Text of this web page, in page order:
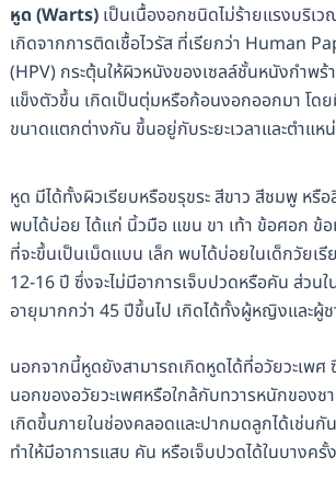
หูด (Warts)เป็นเนื้องอกชนิดไม่ร้ายแรงบริเ
เกิดจากการติดเชื้อไวรัส ที่เรียกว่า Human
(HPV) กระตุ้นให้ผิวหนังของเซลล์ชั้นหนังกำพ
แข็งตัวขึ้น เกิดเป็นตุ่มหรือก้อนงอกออกมา โด
ขนาดแตกต่างกัน ขึ้นอยู่กับระยะเวลาและตำแห
หูด มีได้ทั้งผิวเรียบหรือขรุขระ สีขาว สีชมพู หรื
พบได้บ่อย ได้แก่ นิ้วมือ แขน ขา เท้า ข้อศอก ข้อ
ที่จะขึ้นเป็นเม็ดแบน เล็ก พบได้บ่อยในเด็กวัยเรี
12-16 ปี ซึ่งจะไม่มีอาการเจ็บปวดหรือคัน ส่วน
อายุมากกว่า 45 ปีขึ้นไป เกิดได้ทั้งผู้หญิงและผู้
นอกจากนี้หูดยังสามารถเกิดหูดได้ที่อวัยวะเพ
นอกของอวัยวะเพศหรือใกล้กับทวารหนักของช
เกิดขึ้นภายในช่องคลอดและปากมดลูกได้เช่น
ทำให้มีอาการแสบ คัน หรือเจ็บปวดได้ในบางครั้ง